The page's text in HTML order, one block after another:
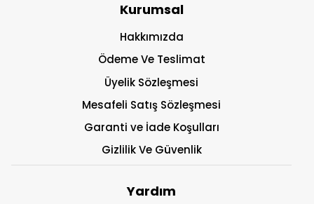
Kurumsal
Hakkımızda
Ödeme Ve Teslimat
Üyelik Sözleşmesi
Mesafeli Satış Sözleşmesi
Garanti ve İade Koşulları
Gizlilik Ve Güvenlik
Yardım